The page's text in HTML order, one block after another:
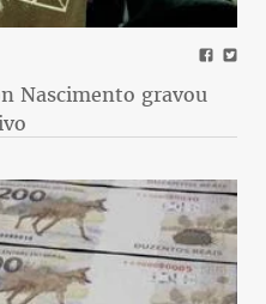
Nascimento gravou